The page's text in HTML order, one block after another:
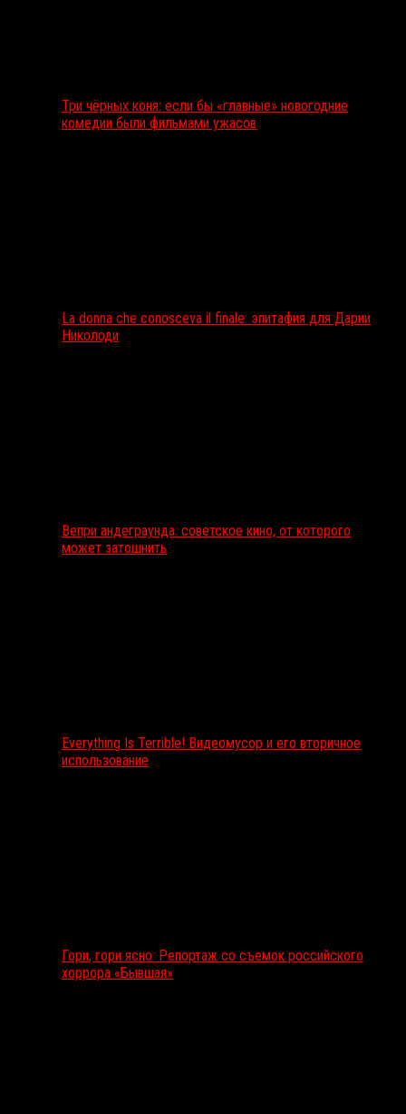
Три чёрных коня: если бы «главные» новогодние
комедии были фильмами ужасов
La donna che conosceva il finale: эпитафия для Дарии
Николоди
Вепри андеграунда: советское кино, от которого
может затошнить
Everything Is Terrible! Видеомусор и его вторичное
использование
Гори, гори ясно: Репортаж со съемок российского
хоррора «Бывшая»